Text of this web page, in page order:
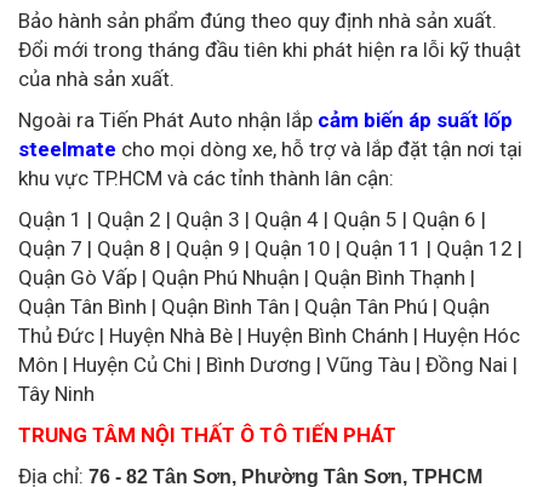
Bảo hành sản phẩm đúng theo quy định nhà sản xuất.
Đổi mới trong tháng đầu tiên khi phát hiện ra lỗi kỹ thuật
của nhà sản xuất.
Ngoài ra Tiến Phát Auto nhận lắp cảm biến áp suất lốp
steelmate cho mọi dòng xe, hỗ trợ và lắp đặt tận nơi tại
khu vực TP.HCM và các tỉnh thành lân cận:
Quận 1 | Quận 2 | Quận 3 | Quận 4 | Quận 5 | Quận 6 |
Quận 7 | Quận 8 | Quận 9 | Quận 10 | Quận 11 | Quận 12 |
Quận Gò Vấp | Quận Phú Nhuận | Quận Bình Thạnh |
Quận Tân Bình | Quận Bình Tân | Quận Tân Phú | Quận
Thủ Đức | Huyện Nhà Bè | Huyện Bình Chánh | Huyện Hóc
Môn | Huyện Củ Chi | Bình Dương | Vũng Tàu | Đồng Nai |
Tây Ninh
TRUNG TÂM NỘI THẤT Ô TÔ TIẾN PHÁT
Địa chỉ: 76 - 82 Tân Sơn, Phường Tân Sơn, TPHCM